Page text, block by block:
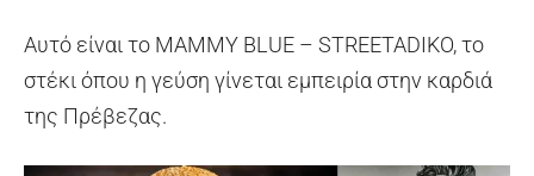
Αυτό είναι το MAMMY BLUE – STREETADIKO, το
στέκι όπου η γεύση γίνεται εμπειρία στην καρδιά
της Πρέβεζας.